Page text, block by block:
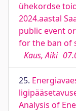
ühekordse
2024.aastal
public event
for the ban of
Kaus, Aiki
25.
Analysis of